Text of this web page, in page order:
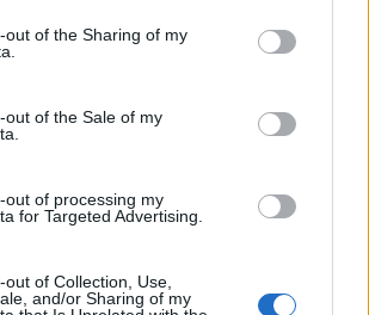
visit or usage behaviour. You may click to
to Google and its third-party tags to
below specified purposes in below Google
out of the Sharing of my
out of the Sale of my
out of processing my
for Targeted Advertising.
of Collection, Use,
and/or Sharing of my
dinastie VIP con fonti affidabili e
2026